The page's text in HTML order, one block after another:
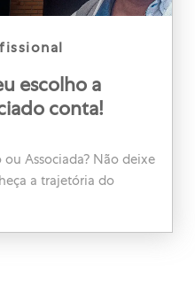
escolho a
conta!
ou Associada? Não deixe
a trajetória do